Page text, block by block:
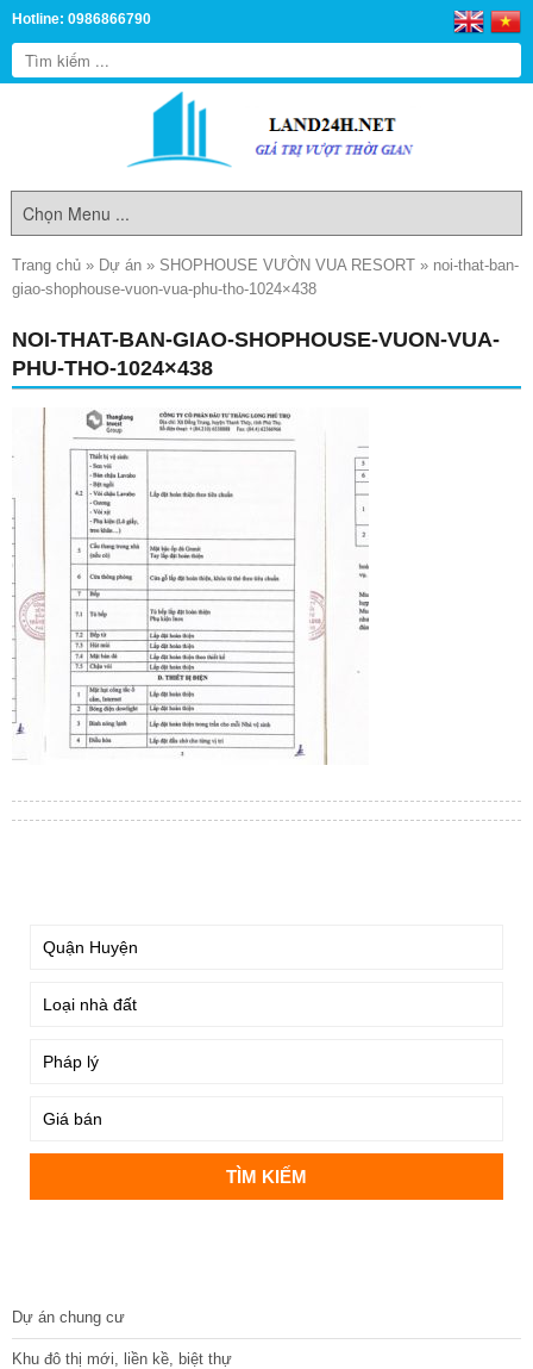
Hotline: 0986866790
Trang chủ » Dự án » SHOPHOUSE VƯỜN VUA RESORT » noi-that-ban-
giao-shophouse-vuon-vua-phu-tho-1024×438
NOI-THAT-BAN-GIAO-SHOPHOUSE-VUON-VUA-
PHU-THO-1024×438
Dự án chung cư
Khu đô thị mới, liền kề, biệt thự